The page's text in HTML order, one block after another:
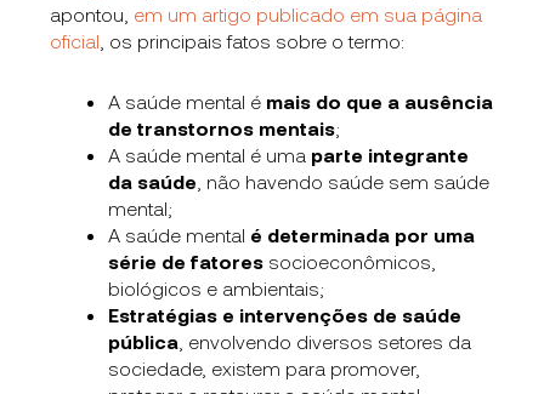
apontou, em um artigo publicado em sua página
oficial , os principais fatos sobre o termo:
A saúde mental é mais do que a ausência
de transtornos mentais;
A saúde mental é uma parte integrante
da saúde , não havendo saúde sem saúde
mental;
A saúde mental é determinada por uma
série de fatores socioeconômicos,
biológicos e ambientais;
Estratégias e intervenções de saúde
pública , envolvendo diversos setores da
sociedade, existem para promover,